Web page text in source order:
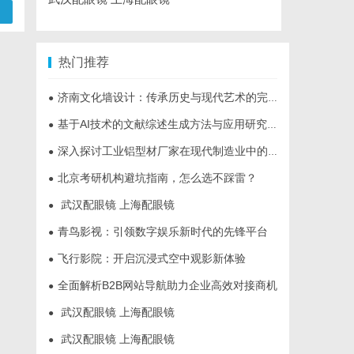
热门推荐
● 济南文化墙设计：传承历史与现代艺术的完美融合
● 基于AI技术的文献综述生成方法与应用研究综述
● 深入探讨工业铝型材厂家在现代制造业中的重要角色与发展趋势
● 北京考研机构避坑指南，怎么选不踩雷？
● 武汉配眼镜 上海配眼镜
● 青鸟影视：引领数字娱乐新时代的先锋平台
● 飞行影院：开启沉浸式空中观影新体验
● 全面解析B2B网站导航助力企业高效对接商机
● 武汉配眼镜 上海配眼镜
● 武汉配眼镜 上海配眼镜